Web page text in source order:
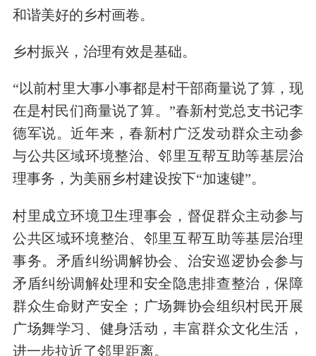
和谐美好的乡村画卷。
乡村振兴，治理有效是基础。
“以前村里大事小事都是村干部商量说了算，现
在是村民们商量说了算。”春新村党总支书记李
德军说。近年来，春新村广泛发动群众主动参
与公共区域环境整治、邻里互帮互助等基层治
理事务，为美丽乡村建设按下“加速键”。
村里成立环境卫生理事会，督促群众主动参与
公共区域环境整治、邻里互帮互助等基层治理
事务。矛盾纠纷调解协会、治安巡逻协会参与
矛盾纠纷调解处理和安全隐患排查整治，保障
群众生命财产安全；广场舞协会组织村民开展
广场舞学习、健身活动，丰富群众文化生活，
进一步拉近了邻里距离。